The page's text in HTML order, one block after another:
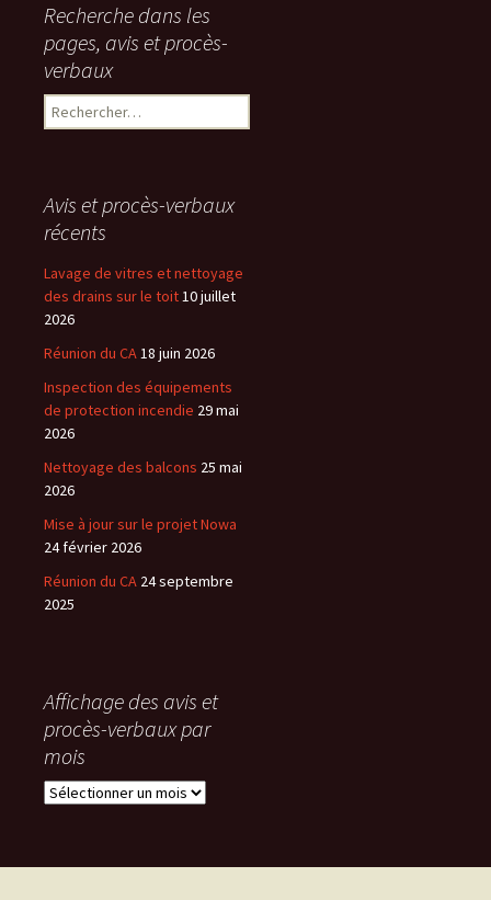
Recherche dans les
pages, avis et procès-
verbaux
Rechercher :
Avis et procès-verbaux
récents
Lavage de vitres et nettoyage
des drains sur le toit10 juillet
2026
Réunion du CA18 juin 2026
Inspection des équipements
de protection incendie 29 mai
2026
Nettoyage des balcons 25 mai
2026
Mise à jour sur le projet Nowa
24 février 2026
Réunion du CA 24 septembre
2025
Affichage des avis et
procès-verbaux par
mois
Affichage